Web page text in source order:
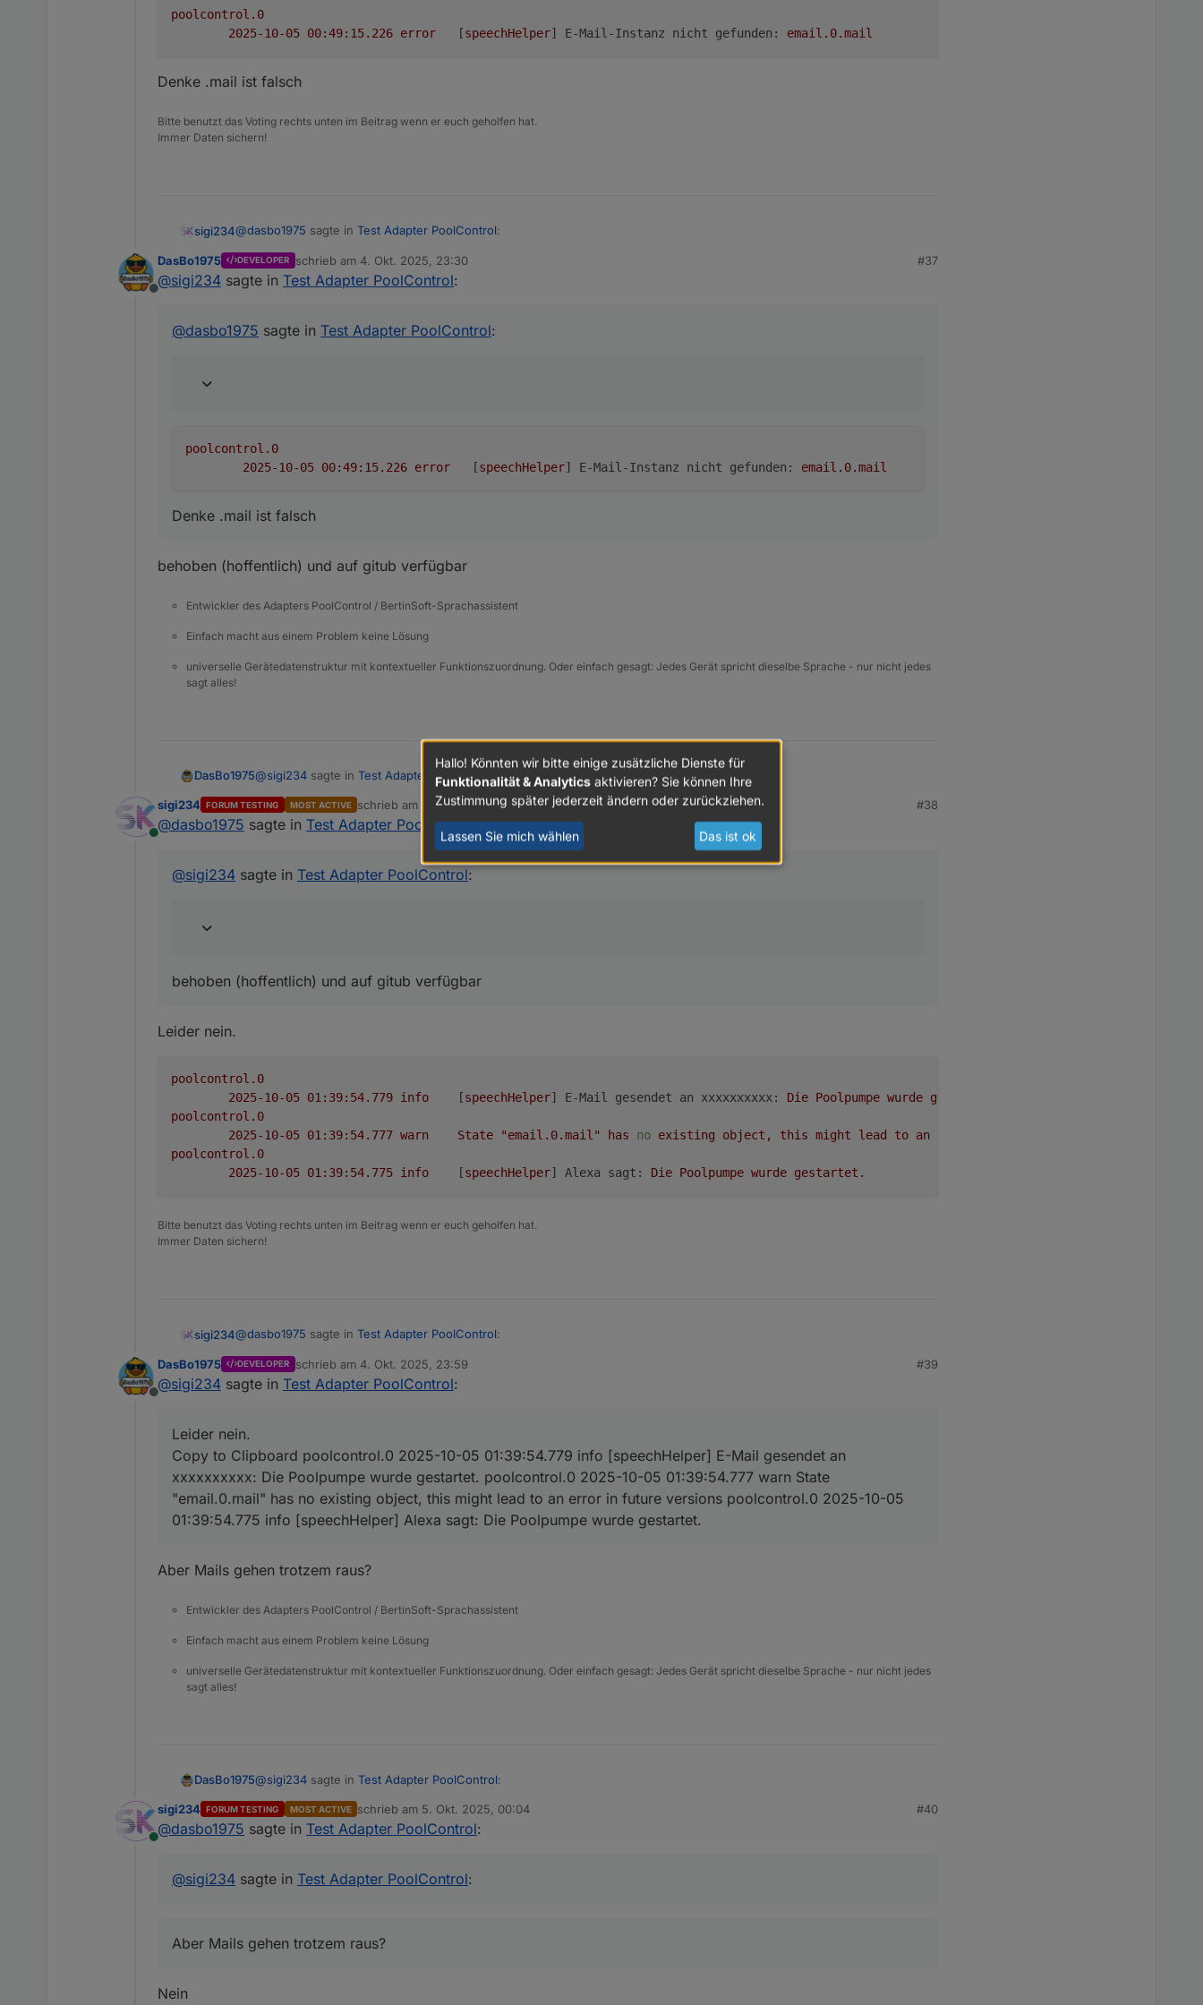
poolcontrol.0
error
	[
speechHelper] E-Mail-Instanz nicht gefunden: email.0.mail
Denke .mail ist falsch
Bitte benutzt das Voting rechts unten im Beitrag wenn er euch geholfen hat.
Immer Daten sichern!
sigi234@dasbo1975 sagte in Test Adapter PoolControl:
eine Existenzprüfung des E-Mail-Adapters vor dem Versand,
poolcontrol.0
Offline
DasBo1975 DEVELOPER schrieb am 4. Okt. 2025, 23:30
zuletzt editiert von
#37
@sigi234 sagte in Test Adapter PoolControl:
@dasbo1975 sagte in Test Adapter PoolControl:
poolcontrol.0
error
	[
speechHelper] E-Mail-Instanz nicht gefunden: email.0.mail
Denke .mail ist falsch
behoben (hoffentlich) und auf gitub verfügbar
Entwickler des Adapters PoolControl / BertinSoft-Sprachassistent
Einfach macht aus einem Problem keine Lösung
universelle Gerätedatenstruktur mit kontextueller Funktionszuordnung. Oder einfach gesagt: Jedes Gerät spricht dieselbe Sprache - nur nicht jedes
sagt alles!
DasBo1975@sigi234 sagte in Test Adapter PoolControl:
@dasbo1975sagte inTest Adapter PoolControl:
eine Existenzprüfung des E-Mail-Adapters vor dem Versand,
behoben (hoffentlich) und auf gitub verfügbar
Online
sigi234 FORUM TESTING MOST ACTIVE schrieb am 4. Okt. 2025, 23:41
zuletzt editiert von
#38
@dasbo1975 sagte in Test Adapter PoolControl:
@sigi234 sagte in Test Adapter PoolControl:
behoben (hoffentlich) und auf gitub verfügbar
Leider nein.
poolcontrol.0
info
	[
speechHelper] E-Mail gesendet an xxxxxxxxxx: Die Poolpumpe wurde gestartet.
poolcontrol.0
warn State "email.0.mail" has no existing object, this might lead to an
poolcontrol.0
info
	[
speechHelper] Alexa sagt: Die Poolpumpe wurde gestartet.
Bitte benutzt das Voting rechts unten im Beitrag wenn er euch geholfen hat.
Immer Daten sichern!
sigi234@dasbo1975 sagte in Test Adapter PoolControl:
@sigi234sagte inTest Adapter PoolControl
eine Existenzprüfung des E-Mail-Adapters vor dem Versand,
poolcontrol.0
Denke .mail ist falsch
behoben (hoffentlich) und auf gitub verfügbar
poolcontrol.0
	2025-10-05 01:39:54.779	info	[speechHelper] E-Mail gesendet an xxxxxxxxxx: Die Poolpumpe wurde gestartet.
poolcontrol.0
	2025-10-05 01:39:54.777	warn	State "email.0.mail" has no existing object, this might lead to an error in future versions
poolcontrol.0
Offline
DasBo1975 DEVELOPER schrieb am 4. Okt. 2025, 23:59
zuletzt editiert von
#39
@sigi234 sagte in Test Adapter PoolControl:
Leider nein.
Copy to Clipboard poolcontrol.0 2025-10-05 01:39:54.779 info [speechHelper] E-Mail gesendet an
xxxxxxxxxx: Die Poolpumpe wurde gestartet. poolcontrol.0 2025-10-05 01:39:54.777 warn State
"email.0.mail" has no existing object, this might lead to an error in future versions poolcontrol.0 2025-10-05
01:39:54.775 info [speechHelper] Alexa sagt: Die Poolpumpe wurde gestartet.
Aber Mails gehen trotzem raus?
Entwickler des Adapters PoolControl / BertinSoft-Sprachassistent
Einfach macht aus einem Problem keine Lösung
universelle Gerätedatenstruktur mit kontextueller Funktionszuordnung. Oder einfach gesagt: Jedes Gerät spricht dieselbe Sprache - nur nicht jedes
sagt alles!
DasBo1975@sigi234 sagte in Test Adapter PoolControl:
Leider nein.
object, this might lead to an error in future versions poolcontrol.0 2025-10-05 01:39:54.775 info [speechHelper]
Online
sigi234 FORUM TESTING MOST ACTIVE schrieb am 5. Okt. 2025, 00:04
zuletzt editiert von
#40
@dasbo1975 sagte in Test Adapter PoolControl:
@sigi234 sagte in Test Adapter PoolControl:
Aber Mails gehen trotzem raus?
Nein
Hallo! Könnten wir bitte einige zusätzliche Dienste für
Funktionalität & Analytics aktivieren? Sie können Ihre
Zustimmung später jederzeit ändern oder zurückziehen.
Lassen Sie mich wählen Das ist ok